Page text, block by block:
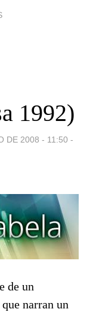
1992)
DE 2008 - 11:50 -
de un
narran un